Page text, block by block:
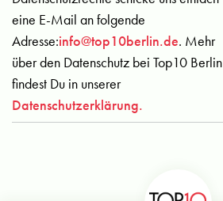
eine E-Mail an folgende
Adresse:info@top10berlin.de. Mehr
über den Datenschutz bei Top10 Berlin
findest Du in unserer
Datenschutzerklärung.